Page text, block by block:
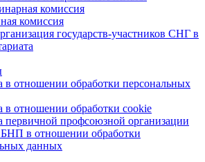
комиссия
комиссия
государств-участников СНГ в
в отношении обработки персональных
в отношении обработки cookie
первичной профсоюзной организации
БНП в отношении обработки
данных